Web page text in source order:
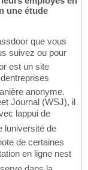
une étude
que vous
suivez ou pour
est un site
anonyme.
Journal (WSJ), il
lappui de
de
de certaines
en ligne nest